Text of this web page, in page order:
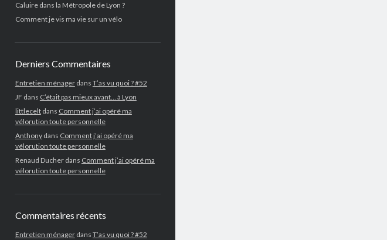
Caluire dans la Métropole de Lyon ?
Comment je vis ma vie sur un vélo
Derniers Commentaires
Entretien ménagerdans T’as vu quoi ? #52
JF dans C’était pas mieux avant… à Lyon
littleceltdans Comment j’ai opéré ma
vélorution toute personnelle
Anthonydans Comment j’ai opéré ma
vélorution toute personnelle
Renaud Ducherdans Comment j’ai opéré ma
vélorution toute personnelle
Commentaires récents
Entretien ménagerdans T’as vu quoi ? #52